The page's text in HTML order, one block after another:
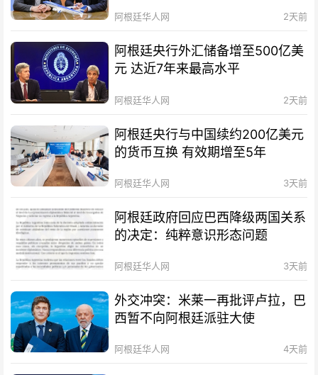
阿根廷华人网 2天前
阿根廷央行外汇储备增至500亿美
元 达近7年来最高水平
阿根廷华人网 2天前
阿根廷央行与中国续约200亿美元
的货币互换 有效期增至5年
阿根廷华人网 3天前
阿根廷政府回应巴西降级两国关系
的决定：纯粹意识形态问题
阿根廷华人网 3天前
外交冲突：米莱一再批评卢拉，巴
西暂不向阿根廷派驻大使
阿根廷华人网 4天前